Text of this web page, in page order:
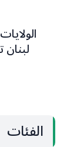
لبنان
الفئات